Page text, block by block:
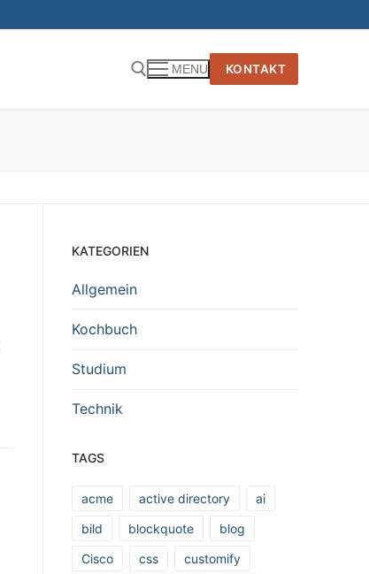
MENU KONTAKT
KATEGORIEN
Allgemein
Kochbuch
Studium
Technik
TAGS
acme active directory
ai
bild
blockquote
blog
Cisco
css
customify